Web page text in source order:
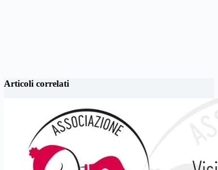
Articoli correlati